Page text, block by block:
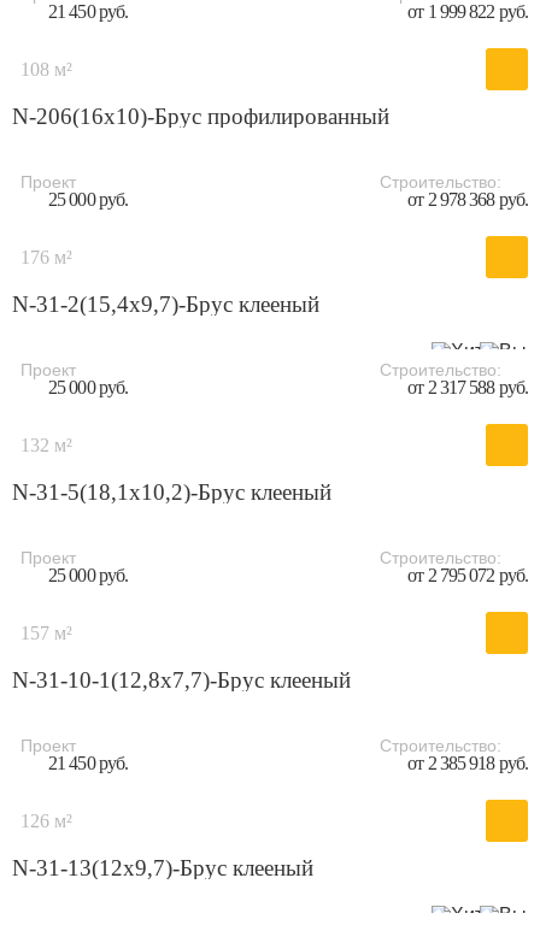
21 450 руб. от 1 999 822 руб.
108 м²
N-206(16x10)-Брус профилированный
Проект
25 000 руб.
Строительство:
от 2 978 368 руб.
176 м²
N-31-2(15,4х9,7)-Брус клееный
Проект
25 000 руб.
Строительство:
от 2 317 588 руб.
132 м²
N-31-5(18,1х10,2)-Брус клееный
Проект
25 000 руб.
Строительство:
от 2 795 072 руб.
157 м²
N-31-10-1(12,8х7,7)-Брус клееный
Проект
21 450 руб.
Строительство:
от 2 385 918 руб.
126 м²
N-31-13(12х9,7)-Брус клееный